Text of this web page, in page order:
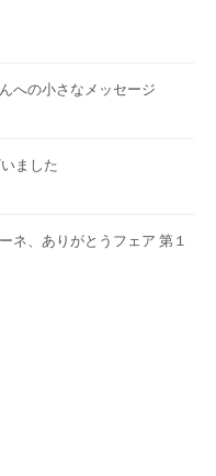
への小さなメッセージ
ました
ネ、ありがとうフェア 第１